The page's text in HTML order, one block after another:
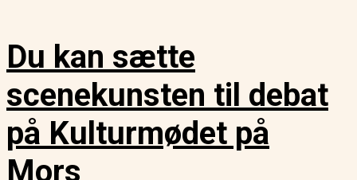
Du kan sætte
scenekunsten til debat
på Kulturmødet på
Mors